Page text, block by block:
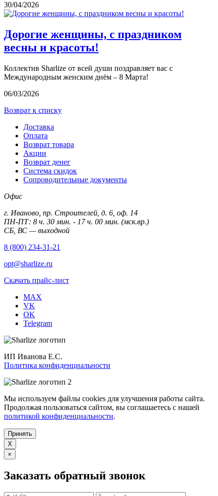
30/04/2026
Дорогие женщины, с праздником
весны и красоты!
Коллектив Sharlize от всей души поздравляет вас с
Международным женским днём – 8 Марта!
06/03/2026
Возврат к списку
Доставка
Оплата
Возврат товара
Акции
Возврат денег
Система скидок
Сопроводительные документы
Офис
г. Иваново, пр. Строителей, д. 6, оф. 14
ПН-ПТ: 8 ч. 30 мин. - 17 ч. 00 мин. (мск.вр.)
СБ, ВС — выходной
8 (800) 234-31-21
opt@sharlize.ru
Скачать прайс-лист
MAX
VK
OK
Telegram
ИП Иванова Е.С.
Политика конфиденциальности
Мы используем файлы cookies для улучшения работы сайта.
Продолжая пользоваться сайтом, вы соглашаетесь с нашей
политикой конфиденциальности.
Принять
X
×
Заказать обратный звонок